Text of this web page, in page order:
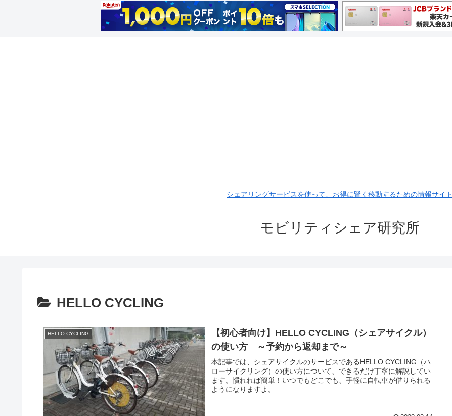
シェアリングサービスを使って、お得に賢く移動するための情報サイト
モビリティシェア研究所
HELLO CYCLING
HELLO CYCLING
【初心者向け】HELLO CYCLING（シェアサイクル）
の使い方 ～予約から返却まで～
本記事では、シェアサイクルのサービスであるHELLO CYCLING（ハ
ローサイクリング）の使い方について、できるだけ丁寧に解説してい
ます。慣れれば簡単！いつでもどこでも、手軽に自転車が借りられる
ようになりますよ。